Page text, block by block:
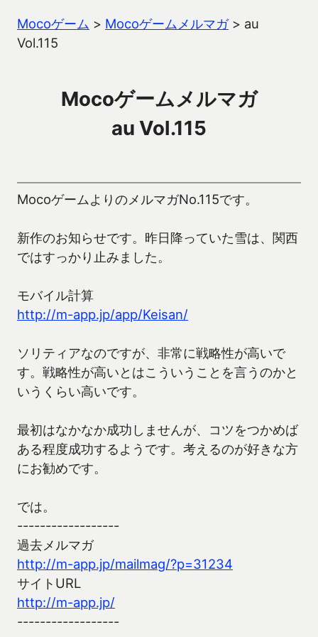
Mocoゲーム > Mocoゲームメルマガ> au
Vol.115
Mocoゲームメルマガ
au Vol.115
MocoゲームよりのメルマガNo.115です。
新作のお知らせです。昨日降っていた雪は、関西
ではすっかり止みました。
モバイル計算
http://m-app.jp/app/Keisan/
ソリティアなのですが、非常に戦略性が高いで
す。戦略性が高いとはこういうことを言うのかと
いうくらい高いです。
最初はなかなか成功しませんが、コツをつかめば
ある程度成功するようです。考えるのが好きな方
にお勧めです。
では。
------------------
過去メルマガ
http://m-app.jp/mailmag/?p=31234
サイトURL
http://m-app.jp/
------------------